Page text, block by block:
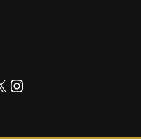
Instagram